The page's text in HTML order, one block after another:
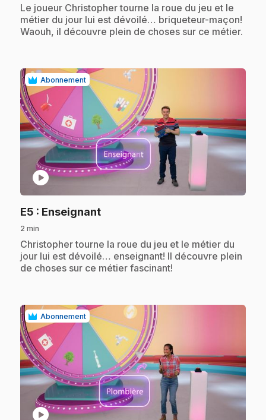
.Le joueur Christopher tourne la roue du jeu et le
métier du jour lui est dévoilé… briqueteur-maçon!
Waouh, il découvre plein de choses sur ce métier.
Abonnement
play_circle
E5 : Enseignant.
2 min
.Christopher tourne la roue du jeu et le métier du
jour lui est dévoilé… enseignant! Il découvre plein
de choses sur ce métier fascinant!
Abonnement
play_circle